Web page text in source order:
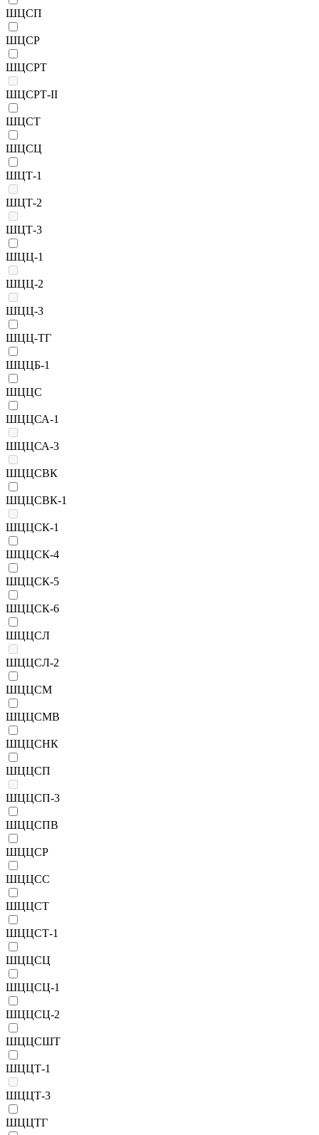
ШЦСП
ШЦСР
ШЦСРТ
ШЦСРТ-II
ШЦСТ
ШЦСЦ
ШЦТ-1
ШЦТ-2
ШЦТ-3
ШЦЦ-1
ШЦЦ-2
ШЦЦ-3
ШЦЦ-ТГ
ШЦЦБ-1
ШЦЦС
ШЦЦСА-1
ШЦЦСА-3
ШЦЦСВК
ШЦЦСВК-1
ШЦЦСК-1
ШЦЦСК-4
ШЦЦСК-5
ШЦЦСК-6
ШЦЦСЛ
ШЦЦСЛ-2
ШЦЦСМ
ШЦЦСМВ
ШЦЦСНК
ШЦЦСП
ШЦЦСП-3
ШЦЦСПВ
ШЦЦСР
ШЦЦСС
ШЦЦСТ
ШЦЦСТ-1
ШЦЦСЦ
ШЦЦСЦ-1
ШЦЦСЦ-2
ШЦЦСШТ
ШЦЦТ-1
ШЦЦТ-3
ШЦЦТГ